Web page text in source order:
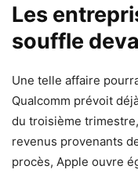
Les
souffle
Une telle affaire
Qualcomm prévoit
du troisième
revenus provenants
procès, Apple ouvre